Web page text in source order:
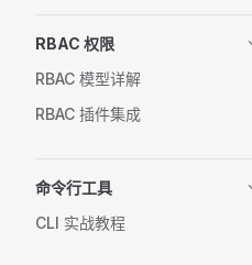
RBAC 权限
RBAC 模型详解
RBAC 插件集成
命令行工具
CLI 实战教程